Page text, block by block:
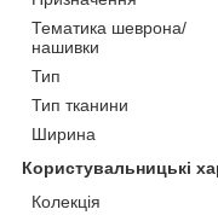
Тематика шеврона/
нашивки
Тип
Тип тканини
Ширина
Користувальницькі
Колекція